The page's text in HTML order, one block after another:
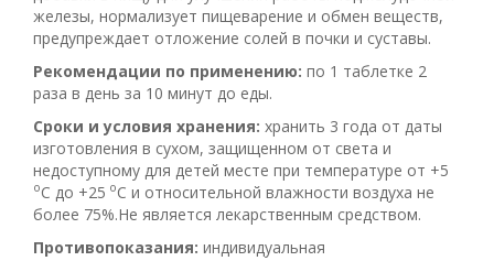
железы, нормализует пищеварение и обмен веществ,
предупреждает отложение солей в почки и суставы.
Рекомендации по применению: по 1 таблетке 2
раза в день за 10 минут до еды.
Сроки и условия хранения: хранить 3 года от даты
изготовления в сухом, защищенном от света и
недоступному для детей месте при температуре от +5
оС до +25 оС и относительной влажности воздуха не
более 75%.Не является лекарственным средством.
Противопоказания: индивидуальная